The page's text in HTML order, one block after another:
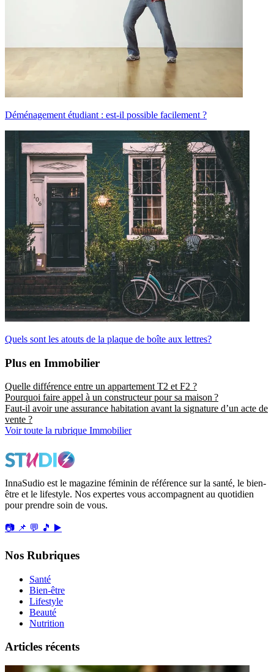
Déménagement étudiant : est-il possible facilement ?
Quels sont les atouts de la plaque de boîte aux lettres?
Plus en Immobilier
Quelle différence entre un appartement T2 et F2 ?
Pourquoi faire appel à un constructeur pour sa maison ?
Faut-il avoir une assurance habitation avant la signature d’un acte de
vente ?
Voir toute la rubrique Immobilier
InnaSudio est le magazine féminin de référence sur la santé, le bien-
être et le lifestyle. Nos expertes vous accompagnent au quotidien
pour prendre soin de vous.
📷 📌 💬 🎵 ▶️
Nos Rubriques
Santé
Bien-être
Lifestyle
Beauté
Nutrition
Articles récents